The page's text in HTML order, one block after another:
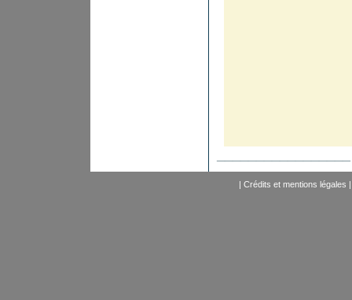
| Crédits et mentions légales